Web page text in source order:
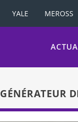
YALE MEROSS
GÉNÉRATEUR